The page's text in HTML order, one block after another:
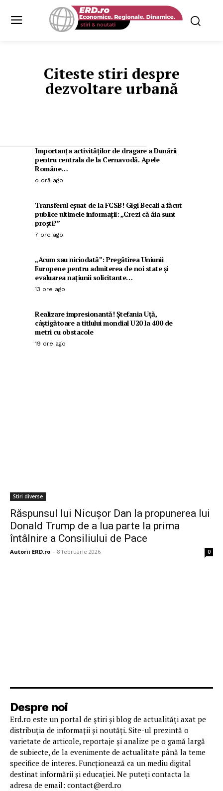
Citeste stiri despre
dezvoltare urbană
Importanța activităților de dragare a Dunării
pentru centrala de la Cernavodă. Apele
Române…
o oră ago
Transferul eșuat de la FCSB! Gigi Becali a făcut
publice ultimele informații: „Crezi că ăia sunt
proști?”
7 ore ago
„Acum sau niciodată”: Pregătirea Uniunii
Europene pentru admiterea de noi state și
evaluarea națiunii solicitante…
13 ore ago
Realizare impresionantă! Ștefania Uță,
câștigătoare a titlului mondial U20 la 400 de
metri cu obstacole
19 ore ago
Stiri diverse
Răspunsul lui Nicușor Dan la propunerea lui
Donald Trump de a lua parte la prima
întâlnire a Consiliului de Pace
Autorii ERD.ro - 8 februarie 2026 0
Despre noi
Erd.ro este un portal de știri și blog de actualități axat pe
distribuția de informații și noutăți. Site-ul prezintă o
varietate de articole, reportaje și analize pe o gamă largă
de subiecte, de la evenimente de actualitate până la teme
specifice de interes. Funcționează ca un mediu digital
destinat informării și educației. Ne puteți contacta la
adresa de email: contact@erd.ro